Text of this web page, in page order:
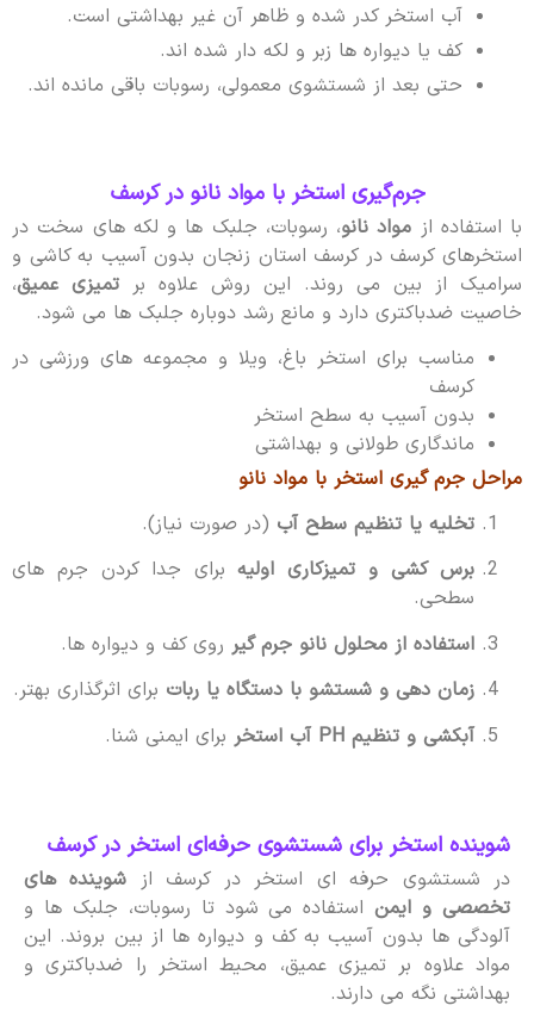
آب استخر کدر شده و ظاهر آن غیر بهداشتی است.
کف یا دیواره ها زبر و لکه دار شده اند.
حتی بعد از شستشوی معمولی، رسوبات باقی مانده اند.
جرم‌گیری استخر با مواد نانو در کرسف
با استفاده از مواد نانو، رسوبات، جلبک ها و لکه های سخت در
استخرهای کرسف در کرسف استان زنجان بدون آسیب به کاشی و
سرامیک از بین می روند. این روش علاوه بر تمیزی عمیق،
خاصیت ضدباکتری دارد و مانع رشد دوباره جلبک ها می شود.
مناسب برای استخر باغ، ویلا و مجموعه های ورزشی در
کرسف
بدون آسیب به سطح استخر
ماندگاری طولانی و بهداشتی
مراحل جرم گیری استخر با مواد نانو
تخلیه یا تنظیم سطح آب(در صورت نیاز).
برس کشی و تمیزکاری اولیهبرای جدا کردن جرم های
سطحی.
استفاده از محلول نانو جرم گیرروی کف و دیواره ها.
زمان دهی و شستشو با دستگاه یا رباتبرای اثرگذاری بهتر.
آبکشی و تنظیم PH آب استخر
برای ایمنی شنا.
شوینده استخر برای شستشوی حرفه‌ای استخر در کرسف
در شستشوی حرفه ای استخر در کرسف از شوینده های
تخصصی و ایمناستفاده می شود تا رسوبات، جلبک ها و
آلودگی ها بدون آسیب به کف و دیواره ها از بین بروند. این
مواد علاوه بر تمیزی عمیق، محیط استخر را ضدباکتری و
بهداشتی نگه می دارند.